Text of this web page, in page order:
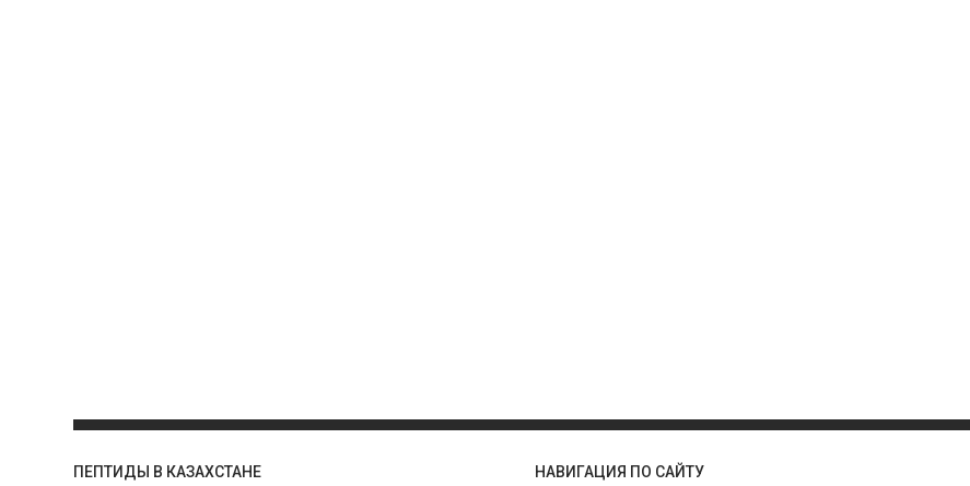
ПЕПТИДЫ В КАЗАХСТАНЕ НАВИГАЦИЯ ПО САЙТУ